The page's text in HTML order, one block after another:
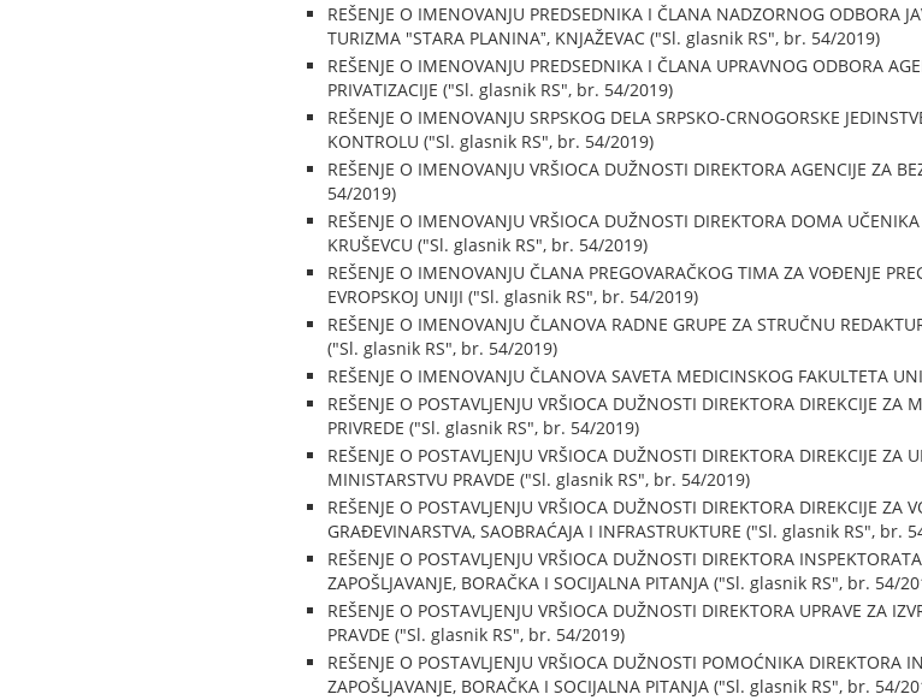
REŠENJE O IMENOVANJU PREDSEDNIKA I ČLANA NADZORNOG ODBORA
TURIZMA "STARA PLANINAˮ, KNJAŽEVAC ("Sl. glasnik RS", br. 54/2019)
REŠENJE O IMENOVANJU PREDSEDNIKA I ČLANA UPRAVNOG ODBORA
PRIVATIZACIJE ("Sl. glasnik RS", br. 54/2019)
REŠENJE O IMENOVANJU SRPSKOG DELA SRPSKO-CRNOGORSKE
KONTROLU ("Sl. glasnik RS", br. 54/2019)
REŠENJE O IMENOVANJU VRŠIOCA DUŽNOSTI DIREKTORA AGENCIJE ZA
54/2019)
REŠENJE O IMENOVANJU VRŠIOCA DUŽNOSTI DIREKTORA DOMA
KRUŠEVCU ("Sl. glasnik RS", br. 54/2019)
REŠENJE O IMENOVANJU ČLANA PREGOVARAČKOG TIMA ZA VOĐENJE
EVROPSKOJ UNIJI ("Sl. glasnik RS", br. 54/2019)
REŠENJE O IMENOVANJU ČLANOVA RADNE GRUPE ZA STRUČNU
("Sl. glasnik RS", br. 54/2019)
REŠENJE O IMENOVANJU ČLANOVA SAVETA MEDICINSKOG FAKULTETA
REŠENJE O POSTAVLJENJU VRŠIOCA DUŽNOSTI DIREKTORA DIREKCIJE
PRIVREDE ("Sl. glasnik RS", br. 54/2019)
REŠENJE O POSTAVLJENJU VRŠIOCA DUŽNOSTI DIREKTORA DIREKCIJE
MINISTARSTVU PRAVDE ("Sl. glasnik RS", br. 54/2019)
REŠENJE O POSTAVLJENJU VRŠIOCA DUŽNOSTI DIREKTORA DIREKCIJE ZA
GRAĐEVINARSTVA, SAOBRAĆAJA I INFRASTRUKTURE ("Sl. glasnik RS", br.
REŠENJE O POSTAVLJENJU VRŠIOCA DUŽNOSTI DIREKTORA
ZAPOŠLJAVANJE, BORAČKA I SOCIJALNA PITANJA ("Sl. glasnik RS", br. 54/
REŠENJE O POSTAVLJENJU VRŠIOCA DUŽNOSTI DIREKTORA UPRAVE ZA
PRAVDE ("Sl. glasnik RS", br. 54/2019)
REŠENJE O POSTAVLJENJU VRŠIOCA DUŽNOSTI POMOĆNIKA DIREKTORA
ZAPOŠLJAVANJE, BORAČKA I SOCIJALNA PITANJA ("Sl. glasnik RS", br. 54/